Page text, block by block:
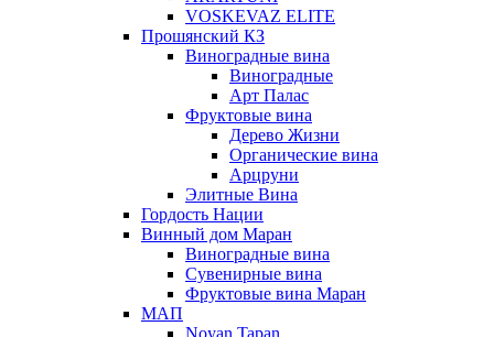
VOSKEVAZ ELITE
Прошянский КЗ
Виноградные вина
Виноградные
Арт Палас
Фруктовые вина
Дерево Жизни
Органические вина
Арцруни
Элитные Вина
Гордость Нации
Винный дом Маран
Виноградные вина
Сувенирные вина
Фруктовые вина Маран
МАП
Noyan Tapan